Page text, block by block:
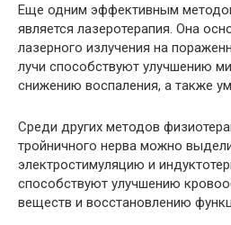
Еще одним эффективным
является лазеротерапия. Она
лазерного излучения на
лучи способствуют улучшению
снижению воспаления, а также
Среди других методов
тройничного нерва можно
электростимуляцию и
способствуют улучшению
веществ и восстановлению